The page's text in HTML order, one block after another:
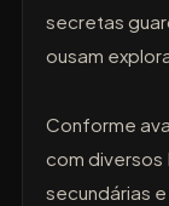
secretas
ousam
Conforme
com diversos
secundárias